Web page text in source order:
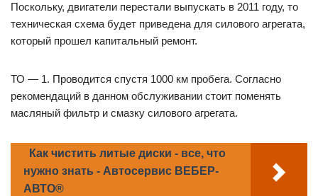
Поскольку, двигатели перестали выпускать в 2011 году, то
техническая схема будет приведена для силового агрегата,
который прошел капитальный ремонт.
ТО — 1. Проводится спустя 1000 км пробега. Согласно
рекомендаций в данном обслуживании стоит поменять
масляный фильтр и смазку силового агрегата.
Как чистить литые диски - все, что
нужно знать - Автосервис ВЕБЕР-
АВТО®